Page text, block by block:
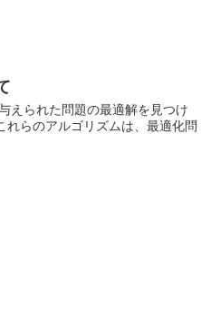
えられた問題の最適解を見つけ
らのアルゴリズムは、最適化問